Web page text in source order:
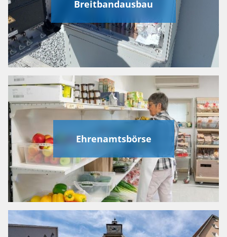
Breitbandausbau
Ehrenamtsbörse